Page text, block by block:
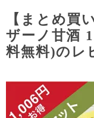
【まとめ買
ザーノ甘酒
料無料)のレ